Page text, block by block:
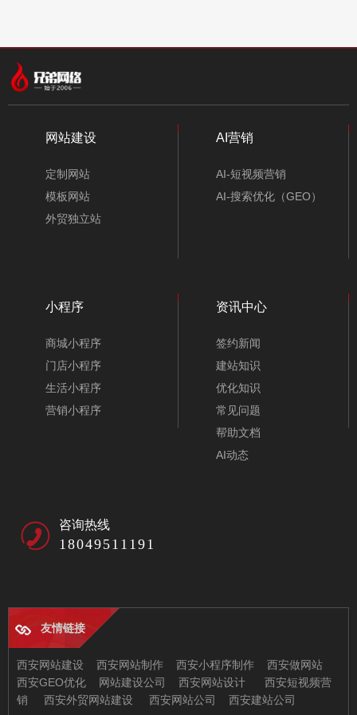
网站建设
定制网站
模板网站
外贸独立站
AI营销
AI-短视频营销
AI-搜索优化（GEO）
小程序
商城小程序
门店小程序
生活小程序
营销小程序
资讯中心
签约新闻
建站知识
优化知识
常见问题
帮助文档
AI动态
咨询热线
18049511191
友情链接
西安网站建设 西安网站制作 西安小程序制作
西安做网站
西安GEO优化
网站建设公司 西安网站设计
西安短视频营
销
西安外贸网站建设 西安网站公司 西安建站公司